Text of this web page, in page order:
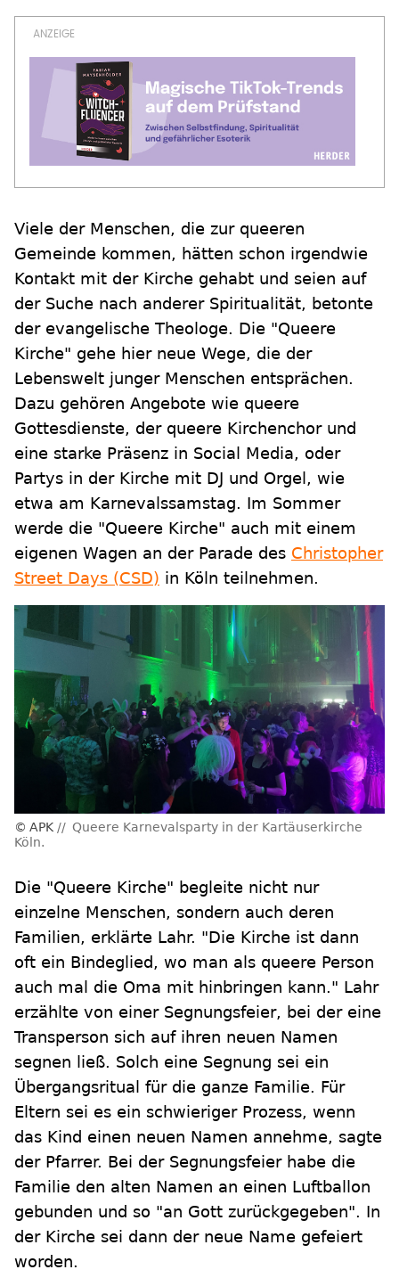
Viele der Menschen, die zur queeren
Gemeinde kommen, hätten schon irgendwie
Kontakt mit der Kirche gehabt und seien auf
der Suche nach anderer Spiritualität, betonte
der evangelische Theologe. Die "Queere
Kirche" gehe hier neue Wege, die der
Lebenswelt junger Menschen entsprächen.
Dazu gehören Angebote wie queere
Gottesdienste, der queere Kirchenchor und
eine starke Präsenz in Social Media, oder
Partys in der Kirche mit DJ und Orgel, wie
etwa am Karnevalssamstag. Im Sommer
werde die "Queere Kirche" auch mit einem
eigenen Wagen an der Parade des Christopher
Street Days (CSD) in Köln teilnehmen.
APK
Queere Karnevalsparty in der Kartäuserkirche
Köln.
Die "Queere Kirche" begleite nicht nur
einzelne Menschen, sondern auch deren
Familien, erklärte Lahr. "Die Kirche ist dann
oft ein Bindeglied, wo man als queere Person
auch mal die Oma mit hinbringen kann." Lahr
erzählte von einer Segnungsfeier, bei der eine
Transperson sich auf ihren neuen Namen
segnen ließ. Solch eine Segnung sei ein
Übergangsritual für die ganze Familie. Für
Eltern sei es ein schwieriger Prozess, wenn
das Kind einen neuen Namen annehme, sagte
der Pfarrer. Bei der Segnungsfeier habe die
Familie den alten Namen an einen Luftballon
gebunden und so "an Gott zurückgegeben". In
der Kirche sei dann der neue Name gefeiert
worden.